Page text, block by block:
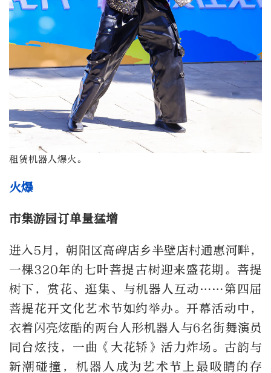
租赁机器人爆火。
火爆
市集游园订单量猛增
进入5月，朝阳区高碑店乡半壁店村通惠河畔，
一棵320年的七叶菩提古树迎来盛花期。菩提
树下，赏花、逛集、与机器人互动……第四届
菩提花开文化艺术节如约举办。开幕活动中，
衣着闪亮炫酷的两台人形机器人与6名街舞演员
同台炫技，一曲《大花轿》活力炸场。古韵与
新潮碰撞，机器人成为艺术节上最吸睛的存